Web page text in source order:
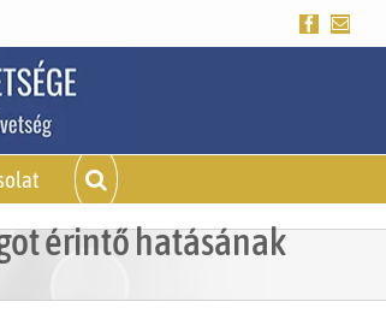
Facebook
érintő hatásának